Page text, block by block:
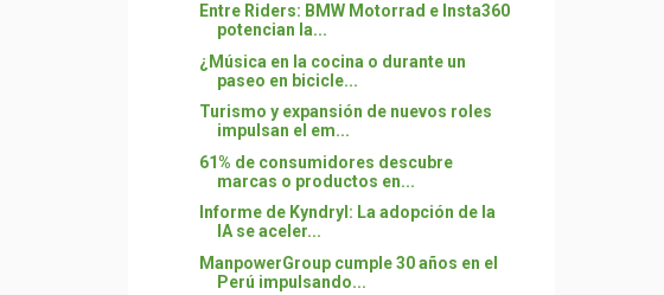
Entre Riders: BMW Motorrad e Insta360
potencian la...
¿Música en la cocina o durante un
paseo en bicicle...
Turismo y expansión de nuevos roles
impulsan el em...
61% de consumidores descubre
marcas o productos en...
Informe de Kyndryl: La adopción de la
IA se aceler...
ManpowerGroup cumple 30 años en el
Perú impulsando...